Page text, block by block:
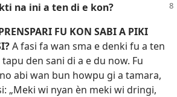
na ini a ten di e kon?
FU KON SABI A PIKI
A fasi fa wan sma e denki fu a ten
den sani di a e du now. Fu
abi wan bun howpu gi a tamara,
„Meki wi nyan èn meki wi dringi,